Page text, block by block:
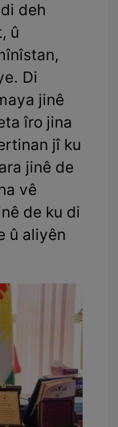
deh
û
Di
jinê
îro jina
jî ku
jinê de
vê
de ku di
û aliyên